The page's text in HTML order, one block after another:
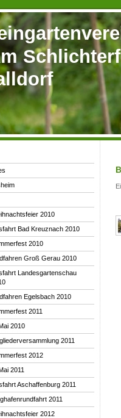
2010
Bad Kreuznach 2010
2010
Groß Gerau 2010
Landesgartenschau
Egelsbach 2010
2011
2010
2011
2012
2011
Aschaffenburg 2011
2011
2012